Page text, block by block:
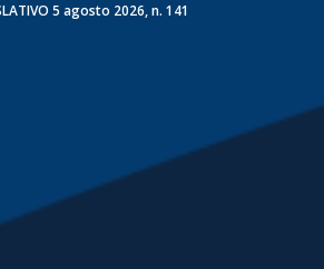
5 agosto 2026, n. 141